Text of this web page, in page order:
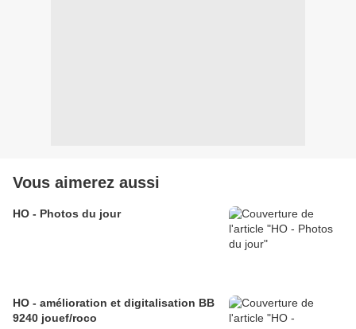
Vous aimerez aussi
HO - Photos du jour
HO - amélioration et digitalisation BB
9240 jouef/roco